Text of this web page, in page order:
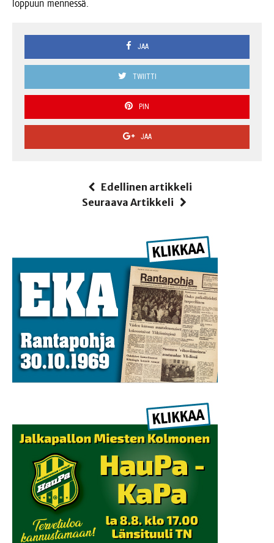
lop­puun mennessä.
JAA
TWIITTI
PIN
JAA
Edellinen artikkeli
Seuraava Artikkeli